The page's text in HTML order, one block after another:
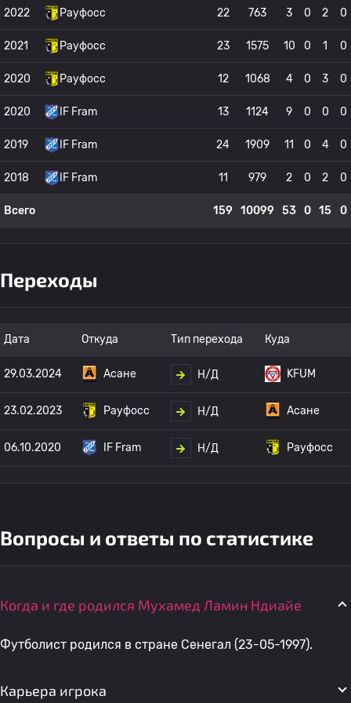
2022 Рауфосс 22 763 3 0 2 0
2021 Рауфосс 23 1575 10 0 1 0
2020 Рауфосс 12 1068 4 0 3 0
2020 IF Fram 13 1124 9 0 0 0
2019 IF Fram 24 1909 11 0 4 0
2018 IF Fram 11 979 2 0 2 0
Всего 159 10099 53 0 15 0
Переходы
Дата Откуда Тип перехода Куда
29.03.2024 Асане Н/Д KFUM
23.02.2023 Рауфосс Н/Д Асане
06.10.2020 IF Fram Н/Д Рауфосс
Вопросы и ответы по статистике
Когда и где родился Мухамед Ламин Ндиайе
Футболист родился в стране Сенегал (23-05-1997).
Карьера игрока